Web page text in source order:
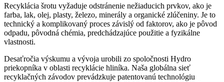
Recyklácia šrotu vyžaduje odstránenie nežiaducich prvkov, ako je
farba, lak, olej, plasty, železo, minerály a organické zlúčeniny. Je to
technický a komplikovaný proces závislý od faktorov, ako je pôvod
odpadu, pôvodná chémia, predchádzajúce použitie a fyzikálne
vlastnosti.
Desaťročia výskumu a vývoja urobili zo spoločnosti Hydro
priekopníka v oblasti recyklácie hliníka. Naša globálna sieť
recyklačných závodov prevádzkuje patentovanú technológiu